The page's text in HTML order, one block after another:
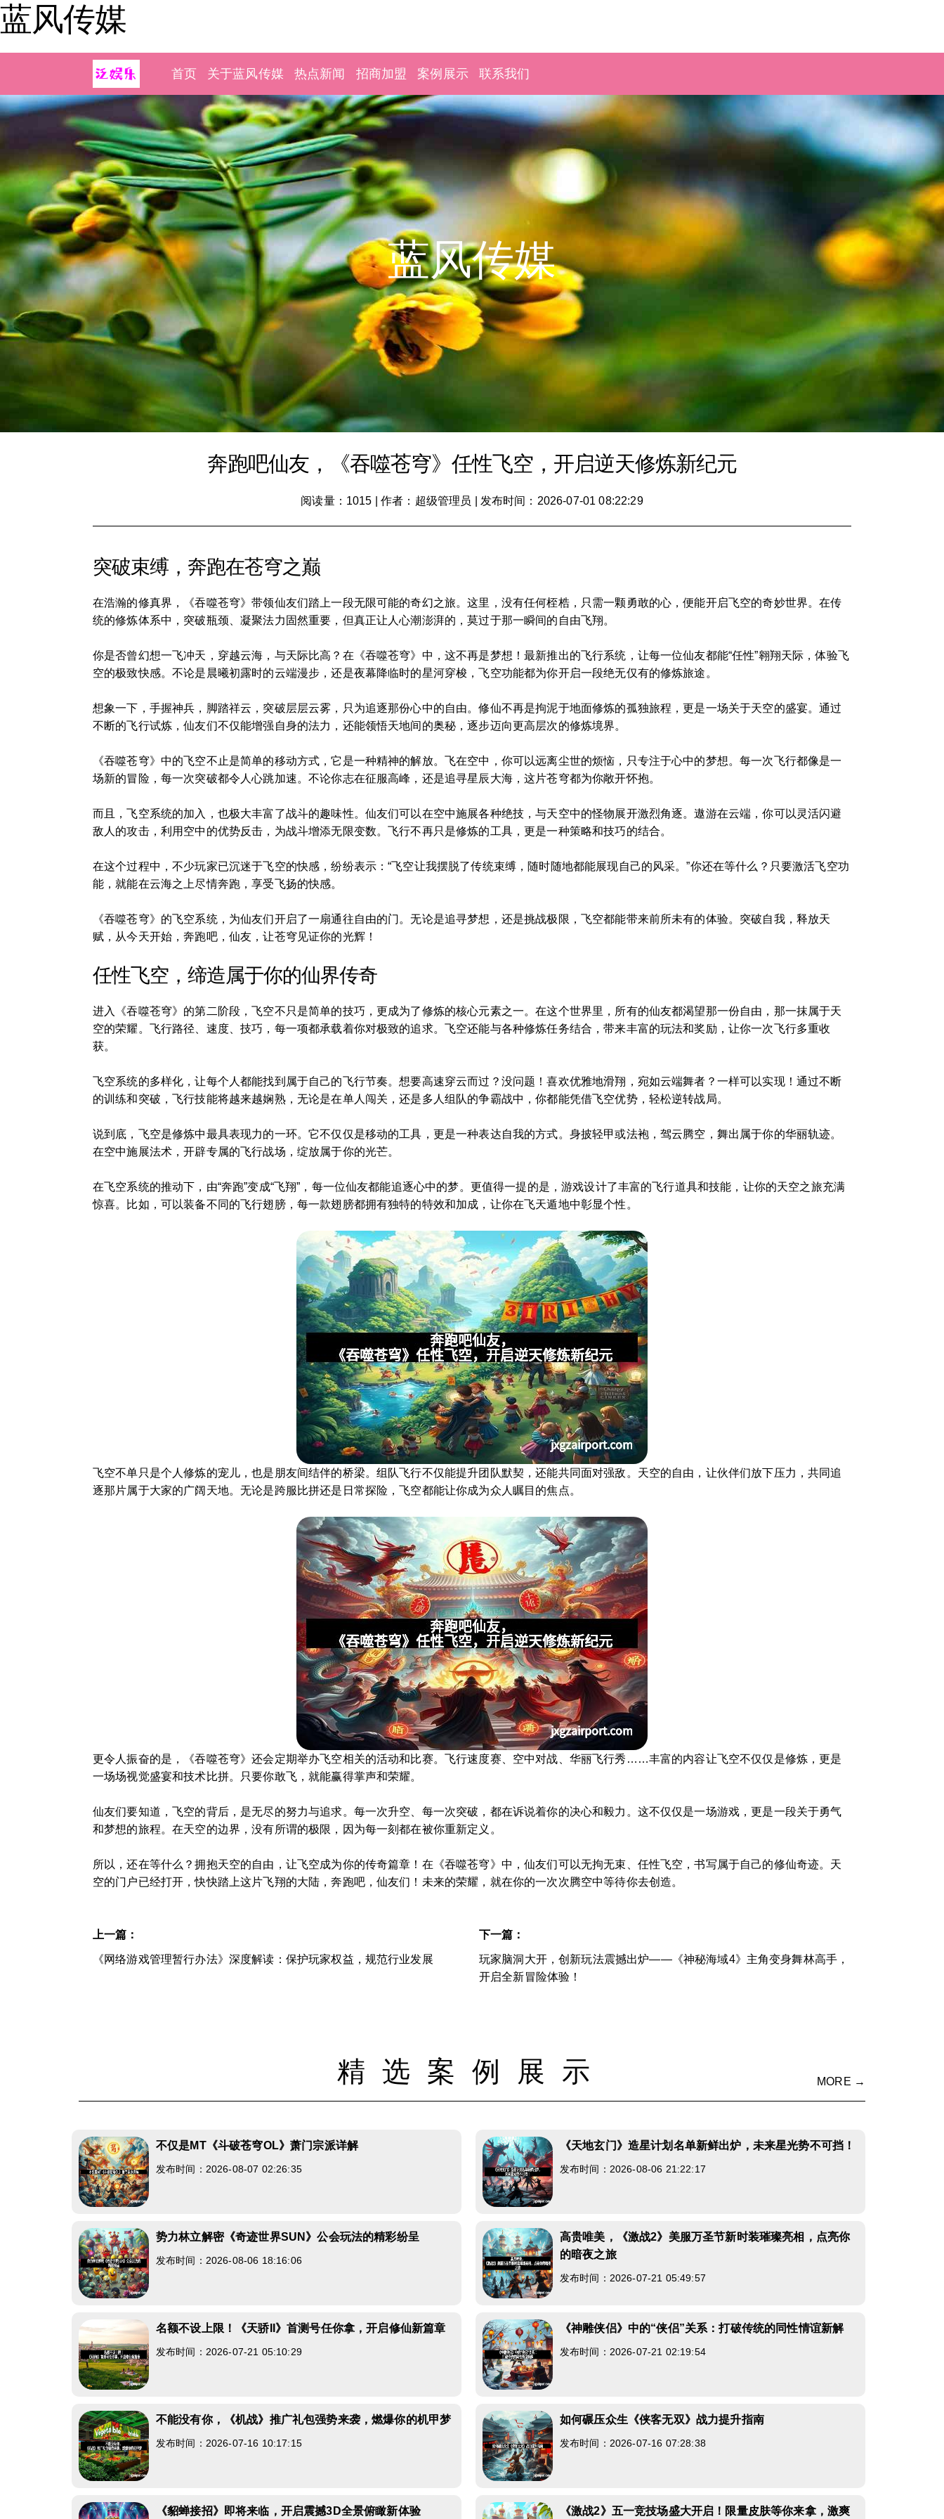
蓝风传媒
首页 关于蓝风传媒 热点新闻 招商加盟 案例展示 联系我们
蓝风传媒
奔跑吧仙友，《吞噬苍穹》任性飞空，开启逆天修炼新纪元
阅读量：1015 |作者：超级管理员 发布时间：2026-07-01 08:22:29
突破束缚，奔跑在苍穹之巅
在浩瀚的修真界，《吞噬苍穹》带领仙友们踏上一段无限可能的奇幻之旅。这里，没有任何桎梏，只需一颗勇敢的心，便能开启飞空的奇妙世界。在传
统的修炼体系中，突破瓶颈、凝聚法力固然重要，但真正让人心潮澎湃的，莫过于那一瞬间的自由飞翔。
你是否曾幻想一飞冲天，穿越云海，与天际比高？在《吞噬苍穹》中，这不再是梦想！最新推出的飞行系统，让每一位仙友都能“任性”翱翔天际，体验飞
空的极致快感。不论是晨曦初露时的云端漫步，还是夜幕降临时的星河穿梭，飞空功能都为你开启一段绝无仅有的修炼旅途。
想象一下，手握神兵，脚踏祥云，突破层层云雾，只为追逐那份心中的自由。修仙不再是拘泥于地面修炼的孤独旅程，更是一场关于天空的盛宴。通过
不断的飞行试炼，仙友们不仅能增强自身的法力，还能领悟天地间的奥秘，逐步迈向更高层次的修炼境界。
《吞噬苍穹》中的飞空不止是简单的移动方式，它是一种精神的解放。飞在空中，你可以远离尘世的烦恼，只专注于心中的梦想。每一次飞行都像是一
场新的冒险，每一次突破都令人心跳加速。不论你志在征服高峰，还是追寻星辰大海，这片苍穹都为你敞开怀抱。
而且，飞空系统的加入，也极大丰富了战斗的趣味性。仙友们可以在空中施展各种绝技，与天空中的怪物展开激烈角逐。遨游在云端，你可以灵活闪避
敌人的攻击，利用空中的优势反击，为战斗增添无限变数。飞行不再只是修炼的工具，更是一种策略和技巧的结合。
在这个过程中，不少玩家已沉迷于飞空的快感，纷纷表示：“飞空让我摆脱了传统束缚，随时随地都能展现自己的风采。”你还在等什么？只要激活飞空功
能，就能在云海之上尽情奔跑，享受飞扬的快感。
《吞噬苍穹》的飞空系统，为仙友们开启了一扇通往自由的门。无论是追寻梦想，还是挑战极限，飞空都能带来前所未有的体验。突破自我，释放天
赋，从今天开始，奔跑吧，仙友，让苍穹见证你的光辉！
任性飞空，缔造属于你的仙界传奇
进入《吞噬苍穹》的第二阶段，飞空不只是简单的技巧，更成为了修炼的核心元素之一。在这个世界里，所有的仙友都渴望那一份自由，那一抹属于天
空的荣耀。飞行路径、速度、技巧，每一项都承载着你对极致的追求。飞空还能与各种修炼任务结合，带来丰富的玩法和奖励，让你一次飞行多重收
获。
飞空系统的多样化，让每个人都能找到属于自己的飞行节奏。想要高速穿云而过？没问题！喜欢优雅地滑翔，宛如云端舞者？一样可以实现！通过不断
的训练和突破，飞行技能将越来越娴熟，无论是在单人闯关，还是多人组队的争霸战中，你都能凭借飞空优势，轻松逆转战局。
说到底，飞空是修炼中最具表现力的一环。它不仅仅是移动的工具，更是一种表达自我的方式。身披轻甲或法袍，驾云腾空，舞出属于你的华丽轨迹。
在空中施展法术，开辟专属的飞行战场，绽放属于你的光芒。
在飞空系统的推动下，由“奔跑”变成“飞翔”，每一位仙友都能追逐心中的梦。更值得一提的是，游戏设计了丰富的飞行道具和技能，让你的天空之旅充满
惊喜。比如，可以装备不同的飞行翅膀，每一款翅膀都拥有独特的特效和加成，让你在飞天遁地中彰显个性。
飞空不单只是个人修炼的宠儿，也是朋友间结伴的桥梁。组队飞行不仅能提升团队默契，还能共同面对强敌。天空的自由，让伙伴们放下压力，共同追
逐那片属于大家的广阔天地。无论是跨服比拼还是日常探险，飞空都能让你成为众人瞩目的焦点。
更令人振奋的是，《吞噬苍穹》还会定期举办飞空相关的活动和比赛。飞行速度赛、空中对战、华丽飞行秀……丰富的内容让飞空不仅仅是修炼，更是
一场场视觉盛宴和技术比拼。只要你敢飞，就能赢得掌声和荣耀。
仙友们要知道，飞空的背后，是无尽的努力与追求。每一次升空、每一次突破，都在诉说着你的决心和毅力。这不仅仅是一场游戏，更是一段关于勇气
和梦想的旅程。在天空的边界，没有所谓的极限，因为每一刻都在被你重新定义。
所以，还在等什么？拥抱天空的自由，让飞空成为你的传奇篇章！在《吞噬苍穹》中，仙友们可以无拘无束、任性飞空，书写属于自己的修仙奇迹。天
空的门户已经打开，快快踏上这片飞翔的大陆，奔跑吧，仙友们！未来的荣耀，就在你的一次次腾空中等待你去创造。
上一篇：
《网络游戏管理暂行办法》深度解读：保护玩家权益，规范行业发展
下一篇：
玩家脑洞大开，创新玩法震撼出炉——《神秘海域4》主角变身舞林高手，
开启全新冒险体验！
精选案例展示 MORE →
不仅是MT《斗破苍穹OL》萧门宗派详解
发布时间：2026-08-07 02:26:35
《天地玄门》造星计划名单新鲜出炉，未来星光势不可挡！
发布时间：2026-08-06 21:22:17
势力林立解密《奇迹世界SUN》公会玩法的精彩纷呈
发布时间：2026-08-06 18:16:06
高贵唯美，《激战2》美服万圣节新时装璀璨亮相，点亮你
的暗夜之旅
发布时间：2026-07-21 05:49:57
名额不设上限！《天骄II》首测号任你拿，开启修仙新篇章
发布时间：2026-07-21 05:10:29
《神雕侠侣》中的“侠侣”关系：打破传统的同性情谊新解
发布时间：2026-07-21 02:19:54
不能没有你，《机战》推广礼包强势来袭，燃爆你的机甲梦
发布时间：2026-07-16 10:17:15
如何碾压众生《侠客无双》战力提升指南
发布时间：2026-07-16 07:28:38
《貂蝉接招》即将来临，开启震撼3D全景俯瞰新体验 《激战2》五一竞技场盛大开启！限量皮肤等你来拿，激爽